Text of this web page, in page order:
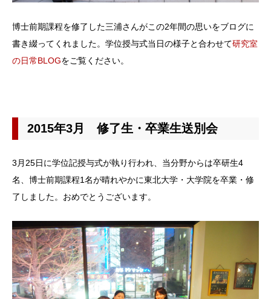
博士前期課程を修了した三浦さんがこの2年間の思いをブログに
書き綴ってくれました。学位授与式当日の様子と合わせて研究室
の日常BLOGをご覧ください。
2015年3月 修了生・卒業生送別会
3月25日に学位記授与式が執り行われ、当分野からは卒研生4
名、博士前期課程1名が晴れやかに東北大学・大学院を卒業・修
了しました。おめでとうございます。